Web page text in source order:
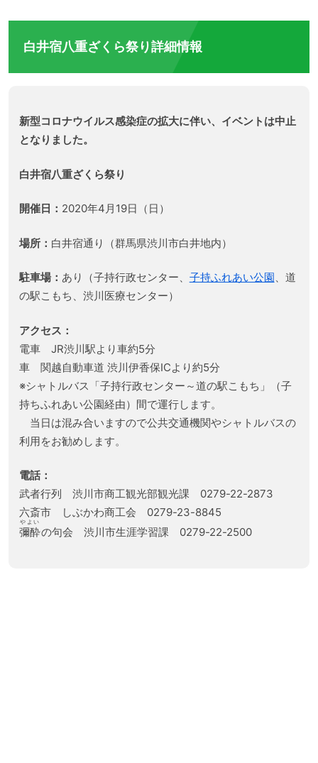
白井宿八重ざくら祭り詳細情報
新型コロナウイルス感染症の拡大に伴い、イベントは中止
となりました。
白井宿八重ざくら祭り
開催日： 2020年4月19日（日）
場所： 白井宿通り（群馬県渋川市白井地内）
駐車場： あり（子持行政センター、 子持ふれあい公園、道
の駅こもち、渋川医療センター）
アクセス：
電車 JR渋川駅より車約5分
車 関越自動車道 渋川伊香保ICより約5分
※シャトルバス「子持行政センター～道の駅こもち」（子
持ちふれあい公園経由）間で運行します。
当日は混み合いますので公共交通機関やシャトルバスの
利用をお勧めします。
電話：
武者行列 渋川市商工観光部観光課 0279-22-2873
六斎市 しぶかわ商工会 0279-23-8845
彌酔
やよい
の句会 渋川市生涯学習課 0279-22-2500